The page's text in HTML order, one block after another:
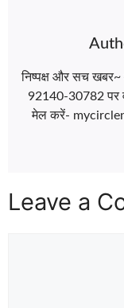
निष्पक्ष और सच
92140-30782 पर
मेल करें-
Leave a